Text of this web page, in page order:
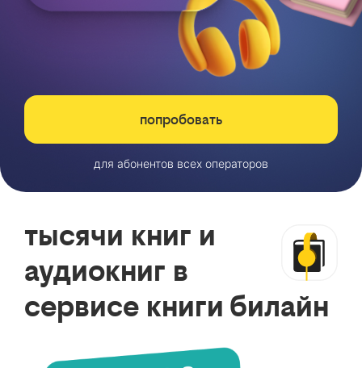
попробовать
для абонентов всех операторов
тысячи книг и
аудиокниг в
сервисе книги билайн